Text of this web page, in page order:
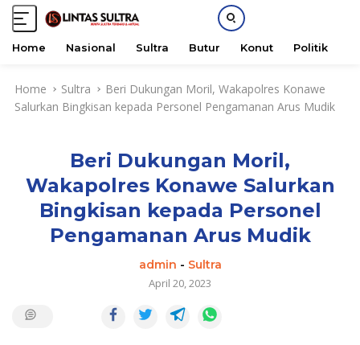
Home Nasional Sultra Butur Konut Politik
Home Sultra
Beri Dukungan Moril, Wakapolres Konawe
Salurkan Bingkisan kepada Personel Pengamanan Arus Mudik
Beri Dukungan Moril,
Wakapolres Konawe Salurkan
Bingkisan kepada Personel
Pengamanan Arus Mudik
admin - Sultra
April 20, 2023